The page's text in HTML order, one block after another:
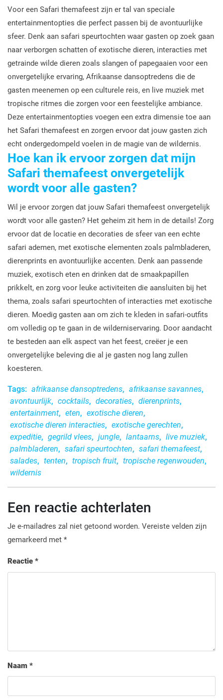
Voor een Safari themafeest zijn er tal van speciale
entertainmentopties die perfect passen bij de avontuurlijke
sfeer. Denk aan safari speurtochten waar gasten op zoek gaan
naar verborgen schatten of exotische dieren, interacties met
getrainde wilde dieren zoals slangen of papegaaien voor een
onvergetelijke ervaring, Afrikaanse dansoptredens die de
gasten meenemen op een culturele reis, en live muziek met
tropische ritmes die zorgen voor een feestelijke ambiance.
Deze entertainmentopties voegen een extra dimensie toe aan
het Safari themafeest en zorgen ervoor dat jouw gasten zich
echt ondergedompeld voelen in de magie van de wildernis.
Hoe kan ik ervoor zorgen dat mijn
Safari themafeest onvergetelijk
wordt voor alle gasten?
Wil je ervoor zorgen dat jouw Safari themafeest onvergetelijk
wordt voor alle gasten? Het geheim zit hem in de details! Zorg
ervoor dat de locatie en decoraties de sfeer van een echte
safari ademen, met exotische elementen zoals palmbladeren,
dierenprints en avontuurlijke accenten. Denk aan passende
muziek, exotisch eten en drinken dat de smaakpapillen
prikkelt, en zorg voor leuke activiteiten die aansluiten bij het
thema, zoals safari speurtochten of interacties met exotische
dieren. Moedig gasten aan om zich te kleden in safari-outfits
om volledig op te gaan in de wilderniservaring. Door aandacht
te besteden aan elk aspect van het feest, creëer je een
onvergetelijke beleving die al je gasten nog lang zullen
koesteren.
Tags: afrikaanse dansoptredens, afrikaanse savannes,
avontuurlijk, cocktails, decoraties, dierenprints,
entertainment, eten, exotische dieren,
exotische dieren interacties, exotische gerechten,
expeditie, gegrild vlees, jungle, lantaarns, live muziek,
palmbladeren, safari speurtochten, safari themafeest,
salades, tenten, tropisch fruit, tropische regenwouden,
wildernis
Een reactie achterlaten
Je e-mailadres zal niet getoond worden. Vereiste velden zijn
gemarkeerd met *
Reactie *
Naam *